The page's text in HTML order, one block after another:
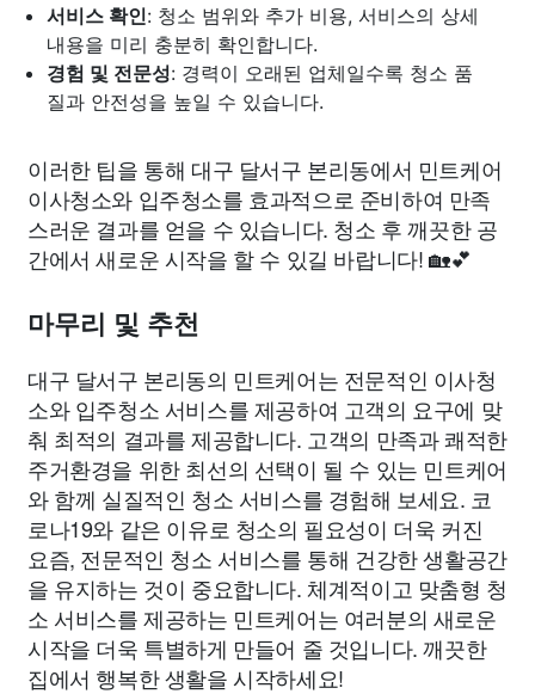
서비스 확인: 청소 범위와 추가 비용, 서비스의 상세
내용을 미리 충분히 확인합니다.
경험 및 전문성: 경력이 오래된 업체일수록 청소 품
질과 안전성을 높일 수 있습니다.
이러한 팁을 통해 대구 달서구 본리동에서 민트케어
이사청소와 입주청소를 효과적으로 준비하여 만족
스러운 결과를 얻을 수 있습니다. 청소 후 깨끗한 공
간에서 새로운 시작을 할 수 있길 바랍니다! 🏡💕
마무리 및 추천
대구 달서구 본리동의 민트케어는 전문적인 이사청
소와 입주청소 서비스를 제공하여 고객의 요구에 맞
춰 최적의 결과를 제공합니다. 고객의 만족과 쾌적한
주거환경을 위한 최선의 선택이 될 수 있는 민트케어
와 함께 실질적인 청소 서비스를 경험해 보세요. 코
로나19와 같은 이유로 청소의 필요성이 더욱 커진
요즘, 전문적인 청소 서비스를 통해 건강한 생활공간
을 유지하는 것이 중요합니다. 체계적이고 맞춤형 청
소 서비스를 제공하는 민트케어는 여러분의 새로운
시작을 더욱 특별하게 만들어 줄 것입니다. 깨끗한
집에서 행복한 생활을 시작하세요!